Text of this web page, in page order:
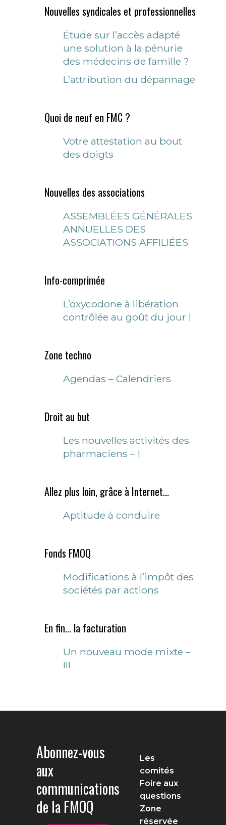
Nouvelles syndicales et professionnelles
Étude sur l’accès adapté
une solution à la pénurie
des médecins de famille ?
L’attribution du dépannage
Quoi de neuf en FMC ?
Votre attestation au bout
des doigts
Nouvelles des associations
ASSEMBLÉES GÉNÉRALES
ANNUELLES DES
ASSOCIATIONS AFFILIÉES
Info-comprimée
L’oxycodone à libération
contrôlée au goût du jour !
Zone techno
Agendas – Calendriers
Droit au but
Les nouvelles activités des
pharmaciens – I
Allez plus loin, grâce à Internet...
Aptitude à conduire
Fonds FMOQ
Modifications à l’impôt des
sociétés par actions
En fin... la facturation
Un nouveau mode mixte –
III
Abonnez-vous
aux
communications
de la FMOQ
Les
comités
Foire aux
questions
Zone
réservée